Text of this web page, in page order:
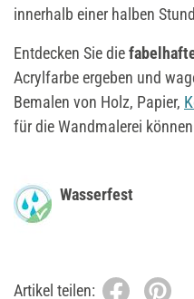
innerhalb einer halben
Entdecken Sie die
Acrylfarbe ergeben und
Bemalen von Holz, Papier,
für die Wandmalerei
Wasserfest
Artikel teilen: